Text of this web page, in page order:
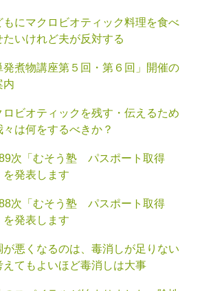
もにマクロビオティック料理を食べ
たいけれど夫が反対する
発煮物講座第５回・第６回」開催の
内
ロビオティックを残す・伝えるため
々は何をするべきか？
次「むそう塾 パスポート取得
を発表します
次「むそう塾 パスポート取得
を発表します
が悪くなるのは、毒消しが足りない
えてもよいほど毒消しは大事